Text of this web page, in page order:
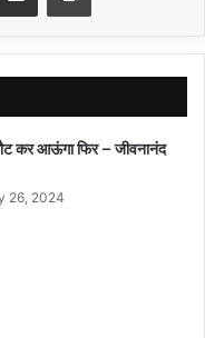
कर आऊंगा फिर – जीवनानंद
26, 2024